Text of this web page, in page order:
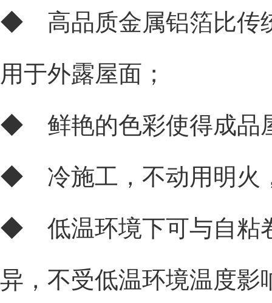
◆ 高品质金属铝箔比传
用于外露屋面；
◆ 鲜艳的色彩使得成品
◆ 冷施工，不动用明火
◆ 低温环境下可与自粘
异，不受低温环境温度